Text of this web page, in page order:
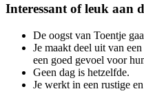
Interessant of leuk aan
De oogst van Toentje
Je maakt deel uit van
een goed gevoel voor
Geen dag is hetzelfde.
Je werkt in een rustige